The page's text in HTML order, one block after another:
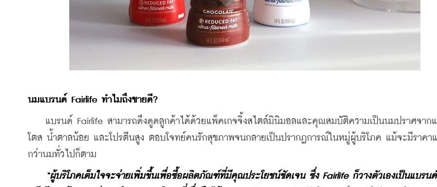
นมแบรนด์ Fairlife ทำไมถึงขายดี?
แบรนด์ Fairlife สามารถดึงดูดลูกค้าได้ด้วยแพ็คเกจจิ้งสไตล์มินิมอลและคุณสมบัติความเป็นนมปราศจาก
โตส น้ำตาลน้อย และโปรตีนสูง ตอบโจทย์คนรักสุขภาพจนกลายเป็นปรากฏการณ์ในหมู่ผู้บริโภค แม้จะมีราคา
กว่านมทั่วไปก็ตาม
“ผู้บริโภคเต็มใจจะจ่ายเพิ่มขึ้นเพื่อซื้อผลิตภัณฑ์ที่มีคุณประโยชน์ชัดเจน ซึ่ง Fairlife ก็วางตัวเองเป็นแบรนด์